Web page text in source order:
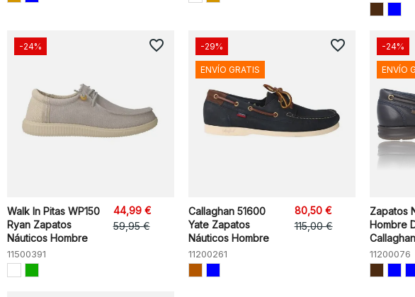
Walk In Pitas WP150
Ryan Zapatos
Náuticos Hombre
11500391
44,99 €
59,95 €
-24% favorite_border
Callaghan 51600
Yate Zapatos
Náuticos Hombre
11200261
80,50 €
115,00 €
-29%
ENVÍO GRATIS
favorite_border
Zapatos
Hombre
11200076
-24%
ENVÍO